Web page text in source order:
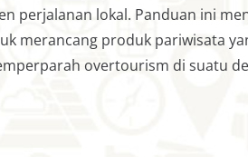
perjalanan lokal. Panduan ini
merancang produk pariwisata
overtourism di suatu